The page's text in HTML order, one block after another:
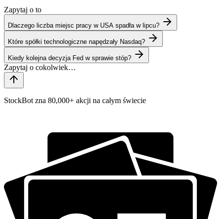
Zapytaj o to
Dlaczego liczba miejsc pracy w USA spadła w lipcu?
Które spółki technologiczne napędzały Nasdaq?
Kiedy kolejna decyzja Fed w sprawie stóp?
StockBot zna 80,000+ akcji na całym świecie